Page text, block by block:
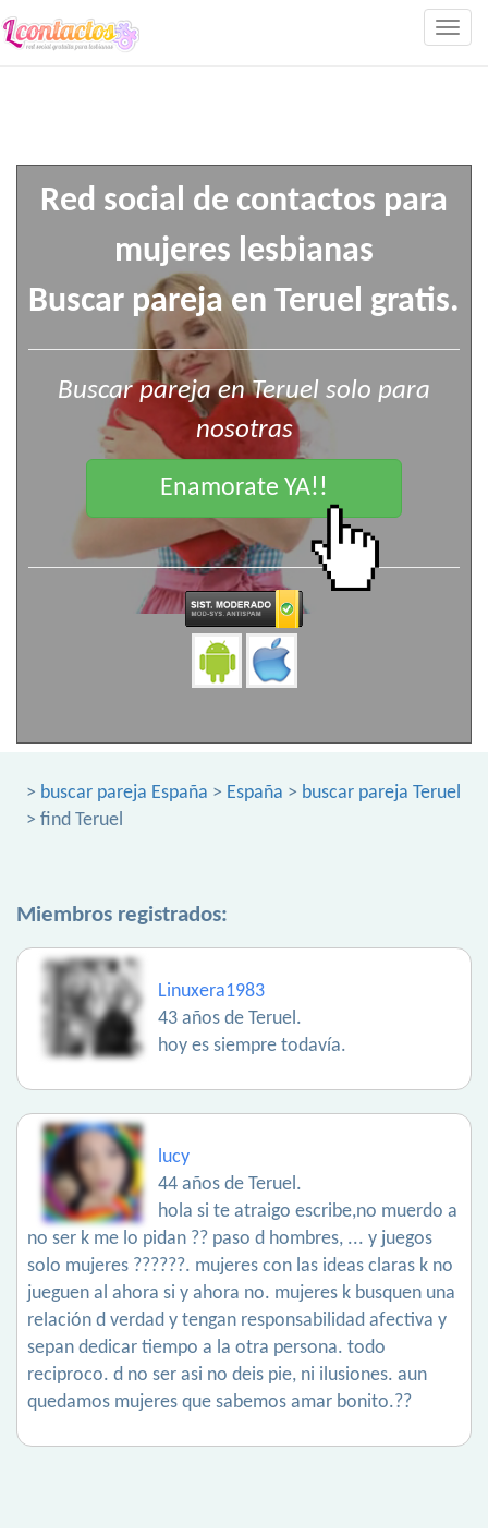
Red social de contactos para
mujeres lesbianas
Buscar pareja en Teruel gratis.
Buscar pareja en Teruel solo para
nosotras
Enamorate YA!!
> buscar pareja España > España > buscar pareja Teruel
> find Teruel
Miembros registrados:
Linuxera1983
43 años de Teruel.
hoy es siempre todavía.
lucy
44 años de Teruel.
hola si te atraigo escribe,no muerdo a
no ser k me lo pidan ?? paso d hombres, ... y juegos
solo mujeres ??????. mujeres con las ideas claras k no
jueguen al ahora si y ahora no. mujeres k busquen una
relación d verdad y tengan responsabilidad afectiva y
sepan dedicar tiempo a la otra persona. todo
reciproco. d no ser asi no deis pie, ni ilusiones. aun
quedamos mujeres que sabemos amar bonito.??